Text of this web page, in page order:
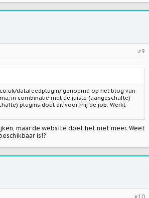
#9
datafeedplugin/ genoemd op het blog van
in combinatie met de juiste (aangeschafte)
plugins doet dit voor mij de job. Werkt
maar de website doet het niet meer. Weet
is!?
#10